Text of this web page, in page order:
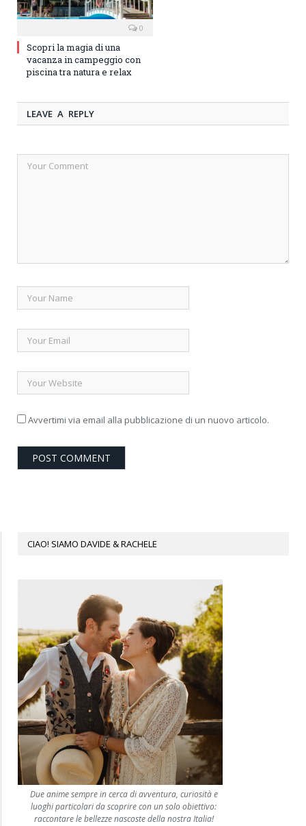
0
Scopri la magia di una
vacanza in campeggio con
piscina tra natura e relax
LEAVE A REPLY
Avvertimi via email alla pubblicazione di un nuovo articolo.
CIAO! SIAMO DAVIDE & RACHELE
Due anime sempre in cerca di avventura, curiosità e
luoghi particolari da scoprire con un solo obiettivo:
raccontare le bellezze nascoste della nostra Italia!